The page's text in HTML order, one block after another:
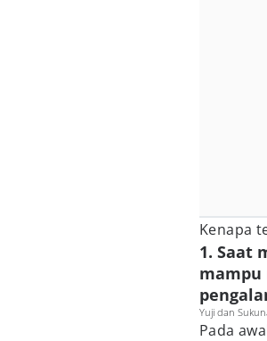
Kenapa
1. Saat
Yuji dan
Pada